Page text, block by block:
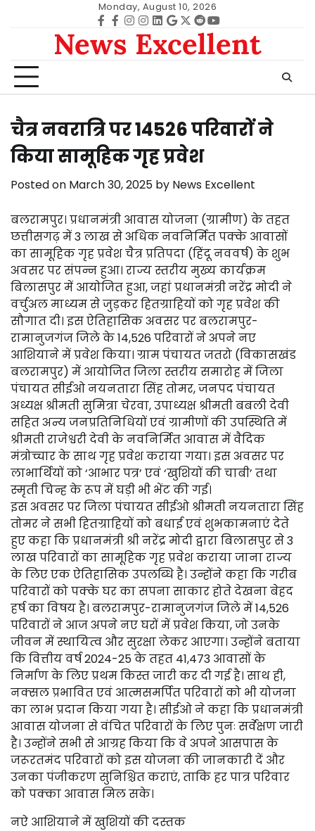
Monday, August 10, 2026
Facebook
facebook
Instagram
instagram
Linkedin
google
Twitter
redditYoutube
News Excellent
चैत्र नवरात्रि पर 14526 परिवारों ने
किया सामूहिक गृह प्रवेश
Posted on March 30, 2025 by News Excellent
बलरामपुर। प्रधानमंत्री आवास योजना (ग्रामीण) के तहत
छत्तीसगढ़ में 3 लाख से अधिक नवनिर्मित पक्के आवासों
का सामूहिक गृह प्रवेश चैत्र प्रतिपदा (हिंदू नववर्ष) के शुभ
अवसर पर संपन्न हुआ। राज्य स्तरीय मुख्य कार्यक्रम
बिलासपुर में आयोजित हुआ, जहां प्रधानमंत्री नरेंद्र मोदी ने
वर्चुअल माध्यम से जुड़कर हितग्राहियों को गृह प्रवेश की
सौगात दी। इस ऐतिहासिक अवसर पर बलरामपुर-
रामानुजगंज जिले के 14,526 परिवारों ने अपने नए
आशियाने में प्रवेश किया। ग्राम पंचायत जतरो (विकासखंड
बलरामपुर) में आयोजित जिला स्तरीय समारोह में जिला
पंचायत सीईओ नयनतारा सिंह तोमर, जनपद पंचायत
अध्यक्ष श्रीमती सुमित्रा चेरवा, उपाध्यक्ष श्रीमती बबली देवी
सहित अन्य जनप्रतिनिधियों एवं ग्रामीणों की उपस्थिति में
श्रीमती राजेश्वरी देवी के नवनिर्मित आवास में वैदिक
मंत्रोच्चार के साथ गृह प्रवेश कराया गया। इस अवसर पर
लाभार्थियों को ‘आभार पत्र’ एवं ‘खुशियों की चाबी’ तथा
स्मृती चिन्ह के रूप में घड़ी भी भेंट की गई।
इस अवसर पर जिला पंचायत सीईओ श्रीमती नयनतारा सिंह
तोमर ने सभी हितग्राहियों को बधाई एवं शुभकामनाएं देते
हुए कहा कि प्रधानमंत्री श्री नरेंद्र मोदी द्वारा बिलासपुर से 3
लाख परिवारों का सामूहिक गृह प्रवेश कराया जाना राज्य
के लिए एक ऐतिहासिक उपलब्धि है। उन्होंने कहा कि गरीब
परिवारों को पक्के घर का सपना साकार होते देखना बेहद
हर्ष का विषय है। बलरामपुर-रामानुजगंज जिले में 14,526
परिवारों ने आज अपने नए घरों में प्रवेश किया, जो उनके
जीवन में स्थायित्व और सुरक्षा लेकर आएगा। उन्होंने बताया
कि वित्तीय वर्ष 2024-25 के तहत 41,473 आवासों के
निर्माण के लिए प्रथम किस्त जारी कर दी गई है। साथ ही,
नक्सल प्रभावित एवं आत्मसमर्पित परिवारों को भी योजना
का लाभ प्रदान किया गया है। सीईओ ने कहा कि प्रधानमंत्री
आवास योजना से वंचित परिवारों के लिए पुनः सर्वेक्षण जारी
है। उन्होंने सभी से आग्रह किया कि वे अपने आसपास के
जरूरतमंद परिवारों को इस योजना की जानकारी दें और
उनका पंजीकरण सुनिश्चित कराएं, ताकि हर पात्र परिवार
को पक्का आवास मिल सके।
नऐ आशियाने में खुशियों की दस्तक